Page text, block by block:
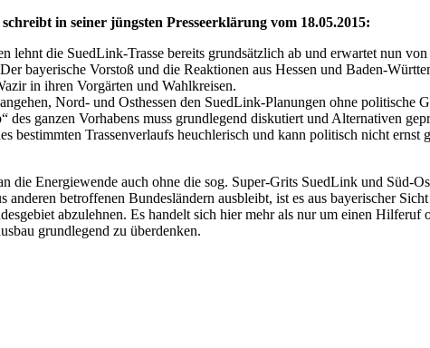
in seiner jüngsten Presseerklärung vom 18.05.2015:
lehnt die SuedLink-Trasse bereits grundsätzlich ab und erwartet nun
bayerische Vorstoß und die Reaktionen aus Hessen und Baden-
in ihren Vorgärten und Wahlkreisen.
Nord- und Osthessen den SuedLink-Planungen ohne politische
des ganzen Vorhabens muss grundlegend diskutiert und Alternativen
bestimmten Trassenverlaufs heuchlerisch und kann politisch nicht
die Energiewende auch ohne die sog. Super-Grits SuedLink und Süd-
betroffenen Bundesländern ausbleibt, ist es aus bayerischer
abzulehnen. Es handelt sich hier mehr als nur um einen
grundlegend zu überdenken.